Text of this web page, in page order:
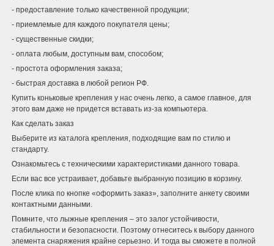
- предоставление только качественной продукции;
- приемлемые для каждого покупателя цены;
- существенные скидки;
- оплата любым, доступным вам, способом;
- простота оформления заказа;
- быстрая доставка в любой регион РФ.
Купить коньковые крепления у нас очень легко, а самое главное, для
этого вам даже не придется вставать из-за компьютера.
Как сделать заказ
Выберите из каталога крепления, подходящие вам по стилю и
стандарту.
Ознакомьтесь с техническими характеристиками данного товара.
Если вас все устраивает, добавьте выбранную позицию в корзину.
После клика по кнопке «оформить заказ», заполните анкету своими
контактными данными.
Помните, что лыжные крепления – это залог устойчивости,
стабильности и безопасности. Поэтому отнеситесь к выбору данного
элемента снаряжения крайне серьезно. И тогда вы сможете в полной